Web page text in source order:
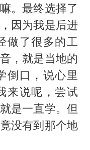
。最终选择了
因为我是后进
做了很多的工
，就是当地的
倒口，说心里
来说呢，尝试
是一直学。但
没有到那个地